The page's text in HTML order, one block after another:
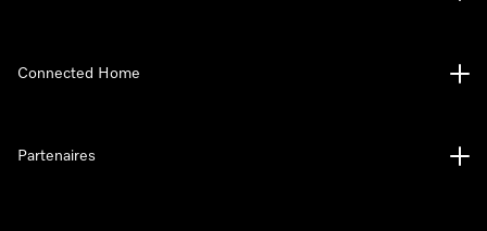
Connected Home
Partenaires